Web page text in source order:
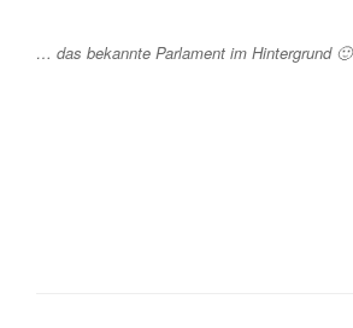
… das bekannte Parlament im Hintergrund 🙂